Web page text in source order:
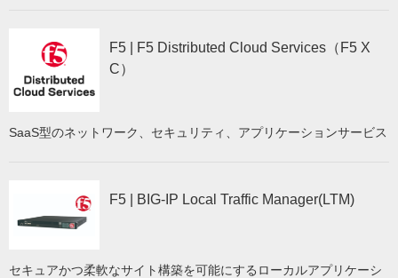
F5 | F5 Distributed Cloud Services（F5 X
C）
SaaS型のネットワーク、セキュリティ、アプリケーションサービス
F5 | BIG-IP Local Traffic Manager(LTM)
セキュアかつ柔軟なサイト構築を可能にするローカルアプリケーシ